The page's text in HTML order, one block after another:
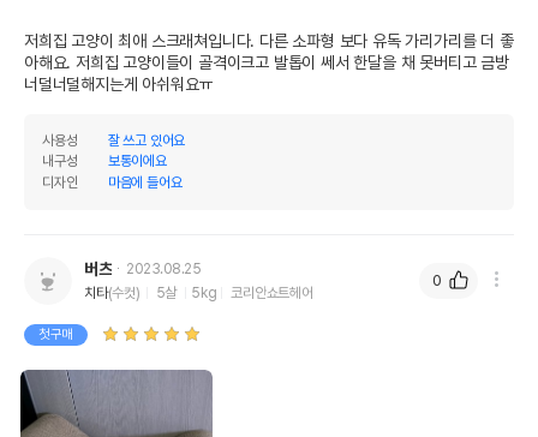
유통기한
단, 상품명에 유통기한 명시된 경우, 해당
유통기한을 따릅니다.
저희집 고양이 최애 스크래쳐입니다. 다른 소파형 보다 유독 가리가리를 더 좋
아해요. 저희집 고양이들이 골격이크고 발톱이 쎄서 한달을 채 못버티고 금방
너덜너덜해지는게 아쉬워요ㅠ
사용성
잘 쓰고 있어요
내구성
보통이에요
디자인
마음에 들어요
버츠
2023.08.25
치타(수컷) 5살 5kg 코리안쇼트헤어
첫구매
0